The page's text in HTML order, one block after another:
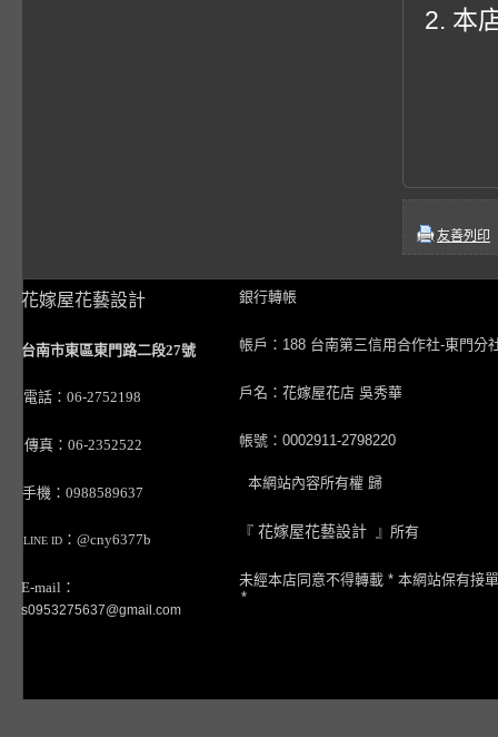
2. 本
友善列印
花嫁屋花藝設計
台南市東區東門路二段27號
電話：06-2752198
傳真：06-2352522
手機：0988589637
LINE ID ：@cny6377b
E-mail：
s0953275637@gmail.com
銀行轉帳
帳戶：188 台南第三信用合作社-東門分
戶名：花嫁屋花店 吳秀華
帳號：0002911-2798220
本網站內容所有權 歸
『 花嫁屋花藝設計 』所有
未經本店同意不得轉載 * 本網站保有接
*